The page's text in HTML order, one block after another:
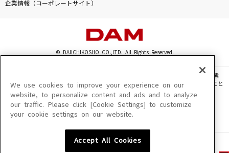
企業情報（コーポレートサイト）
© DAIICHIKOSHO CO.,LTD. All Rights Reserved.
このサイトに掲載されている一切の文章・画像・写真・動画・音声等を、手段や形態
を問わず、著作権法の定める範囲を超えて無断で複製、転載、ファイル化などすること
を禁じます。
楽曲及びコンテンツは、機種によりご利用いただけない場合があります。
楽曲及びコンテンツの配信日、配信内容が変更になる場合があります。
We use cookies to improve your experience on our
website, to personalize content and ads and to analyze
our traffic. Please click [Cookie Settings] to customize
your cookie settings on our website.
Accept All Cookies